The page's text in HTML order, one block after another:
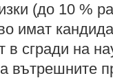
(до 10 %
имат
в сгради на
вътрешните